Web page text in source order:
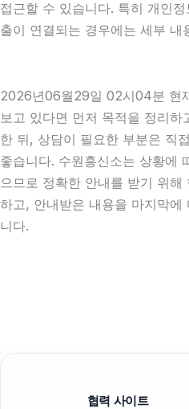
접근할 수 있습니다. 특히 개인
출이 연결되는 경우에는 세부 내
2026년06월29일 02시04분 현
보고 있다면 먼저 목적을 정리
한 뒤, 상담이 필요한 부분은 직
좋습니다. 수원흥신소는 상황에
으므로 정확한 안내를 받기 위
하고, 안내받은 내용을 마지막
니다.
협력 사이트